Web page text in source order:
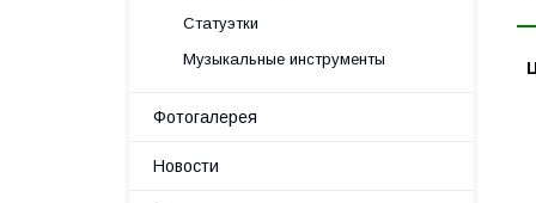
Статуэтки
Музыкальные инструменты
Фотогалерея
Новости